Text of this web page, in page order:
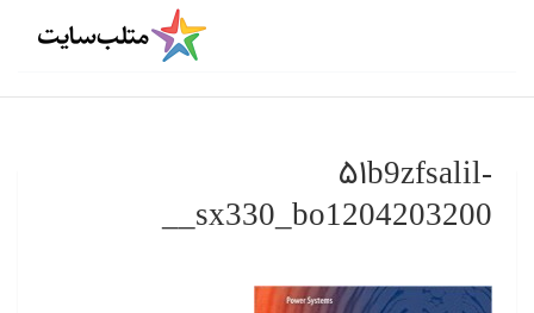
۵۱b9zfsalil-
_sx330_bo1204203200_